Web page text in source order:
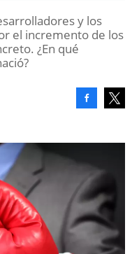
y los
el incremento de los
¿En qué